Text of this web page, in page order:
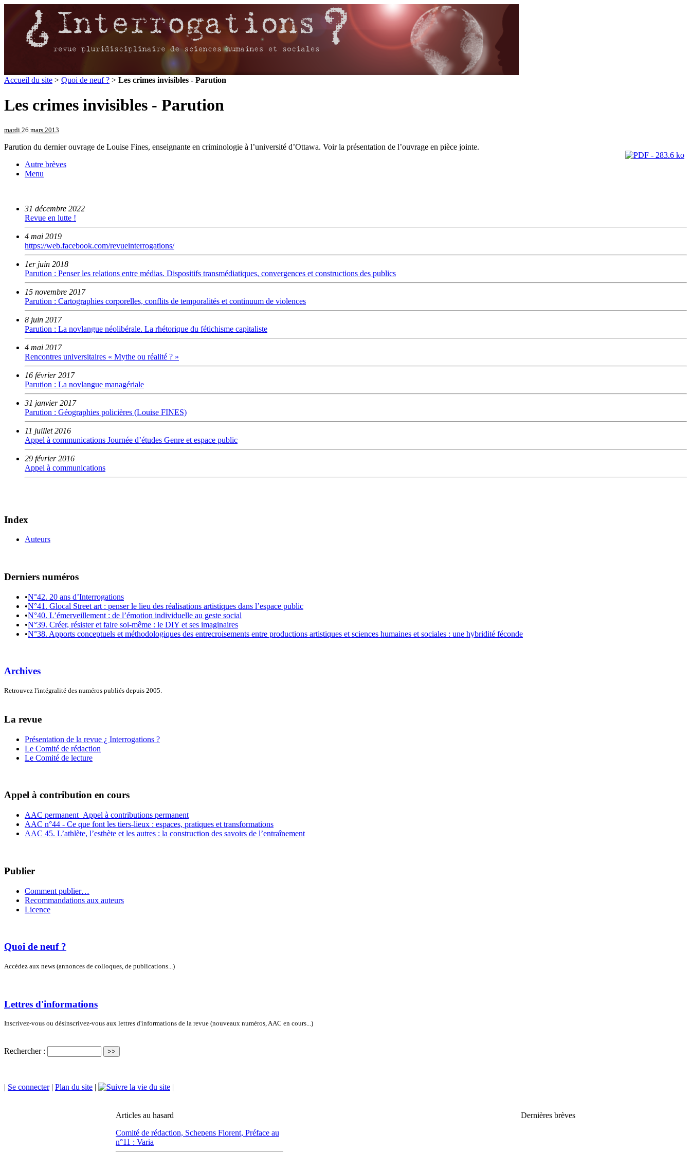
Accueil du site > Quoi de neuf ? > Les crimes invisibles - Parution
Les crimes invisibles - Parution
mardi 26 mars 2013
Parution du dernier ouvrage de Louise Fines, enseignante en criminologie à l’université d’Ottawa. Voir la présentation de l’ouvrage en pièce jointe.
Autre brèves
Menu
31 décembre 2022
Revue en lutte !
4 mai 2019
https://web.facebook.com/revueinterrogations/
1er juin 2018
Parution : Penser les relations entre médias. Dispositifs transmédiatiques, convergences et constructions des publics
15 novembre 2017
Parution : Cartographies corporelles, conflits de temporalités et continuum de violences
8 juin 2017
Parution : La novlangue néolibérale. La rhétorique du fétichisme capitaliste
4 mai 2017
Rencontres universitaires « Mythe ou réalité ? »
16 février 2017
Parution : La novlangue managériale
31 janvier 2017
Parution : Géographies policières (Louise FINES)
11 juillet 2016
Appel à communications Journée d’études Genre et espace public
29 février 2016
Appel à communications
Index
Auteurs
Derniers numéros
•N°42. 20 ans d’Interrogations
•N°41. Glocal Street art : penser le lieu des réalisations artistiques dans l’espace public
•N°40. L’émerveillement : de l’émotion individuelle au geste social
•N°39. Créer, résister et faire soi-même : le DIY et ses imaginaires
•N°38. Apports conceptuels et méthodologiques des entrecroisements entre productions artistiques et sciences humaines et sociales : une hybridité féconde
Archives
Retrouvez l'intégralité des numéros publiés depuis 2005.
La revue
Présentation de la revue ¿ Interrogations ?
Le Comité de rédaction
Le Comité de lecture
Appel à contribution en cours
AAC permanent_Appel à contributions permanent
AAC n°44 - Ce que font les tiers-lieux : espaces, pratiques et transformations
AAC 45. L’athlète, l’esthète et les autres : la construction des savoirs de l’entraînement
Publier
Comment publier…
Recommandations aux auteurs
Licence
Quoi de neuf ?
Accédez aux news (annonces de colloques, de publications...)
Lettres d'informations
Inscrivez-vous ou désinscrivez-vous aux lettres d'informations de la revue (nouveaux numéros, AAC en cours...)
Rechercher :
| Se connecter| Plan du site | |
Articles au hasard
Comité de rédaction, Schepens Florent, Préface au
n°11 : Varia
Dernières brèves